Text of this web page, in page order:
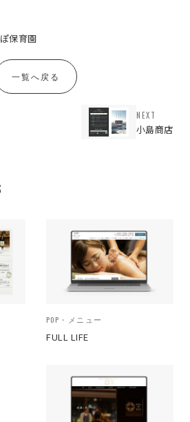
保育園
一覧へ戻る
NEXT
小島商店
POP・メニュー
FULL LIFE